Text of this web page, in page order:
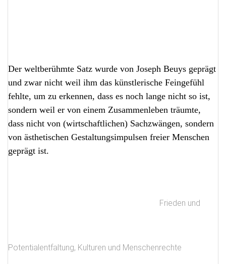
Der weltberühmte Satz wurde von Joseph Beuys geprägt
und zwar nicht weil ihm das künstlerische Feingefühl
fehlte, um zu erkennen, dass es noch lange nicht so ist,
sondern weil er von einem Zusammenleben träumte,
dass nicht von (wirtschaftlichen) Sachzwängen, sondern
von ästhetischen Gestaltungsimpulsen freier Menschen
geprägt ist.
Frieden und
Potentialentfaltung, Kulturen und Menschenrechte